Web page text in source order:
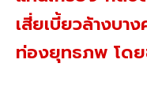
เสี่ยเบี้ยวล้างบ
ท่องยุทธภพ โด